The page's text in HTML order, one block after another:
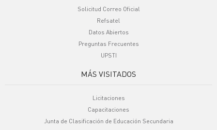
Solicitud Correo Oficial
Refsatel
Datos Abiertos
Preguntas Frecuentes
UPSTI
MÁS VISITADOS
Licitaciones
Capacitaciones
Junta de Clasificación de Educación Secundaria